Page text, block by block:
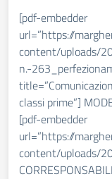
[pdf-embedder
url=”https://
content/uploads/
n.-
classi prime”]
[pdf-embedder
url=”https://
content/uploads/